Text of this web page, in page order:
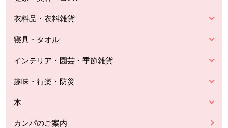
衣料品・衣料雑貨
寝具・タオル
インテリア・園芸・季節雑貨
趣味・行楽・防災
本
カンパのご案内